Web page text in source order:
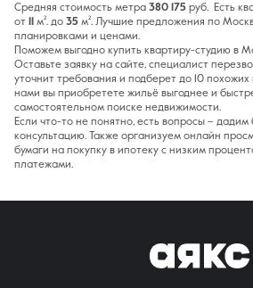
Средняя стоимость метра 380 175 руб. Есть
от
м². до 35 м². Лучшие предложения по
планировками и ценами.
Поможем выгодно купить квартиру-студию в
Оставьте заявку на сайте, специалист
уточнит требования и подберет до 10
нами вы приобретете жильё выгоднее и
самостоятельном поиске недвижимости.
Если что-то не понятно, есть вопросы –
консультацию. Также организуем онлайн
бумаги на покупку в ипотеку с низким
платежами.